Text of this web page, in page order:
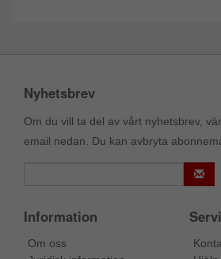
Nyhetsbrev
Om du vill ta del av vårt nyhetsbrev,
email nedan. Du kan avbryta
Information
Om oss